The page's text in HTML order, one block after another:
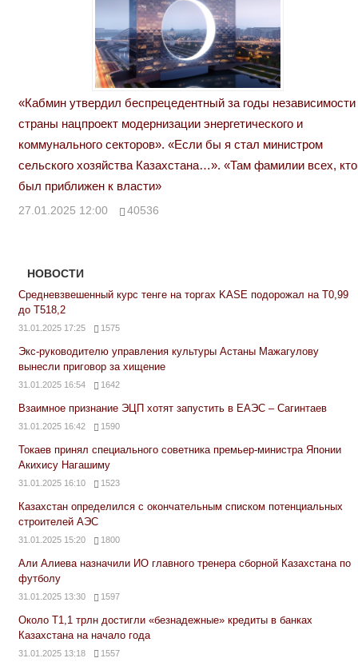
«Кабмин утвердил беспрецедентный за годы независимости
страны нацпроект модернизации энергетического и
коммунального секторов». «Если бы я стал министром
сельского хозяйства Казахстана…». «Там фамилии всех, кто
был приближен к власти»
27.01.2025 12:00 40536
НОВОСТИ
Средневзвешенный курс тенге на торгах KASE подорожал на Т0,99
до Т518,2
31.01.2025 17:25 1575
Экс-руководителю управления культуры Астаны Мажагулову
вынесли приговор за хищение
31.01.2025 16:54 1642
Взаимное признание ЭЦП хотят запустить в ЕАЭС – Сагинтаев
31.01.2025 16:42 1590
Токаев принял специального советника премьер-министра Японии
Акихису Нагашиму
31.01.2025 16:10 1523
Казахстан определился с окончательным списком потенциальных
строителей АЭС
31.01.2025 15:20 1800
Али Алиева назначили ИО главного тренера сборной Казахстана по
футболу
31.01.2025 13:30 1597
Около Т1,1 трлн достигли «безнадежные» кредиты в банках
Казахстана на начало года
31.01.2025 13:18 1557